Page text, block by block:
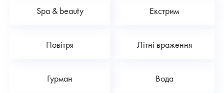
Spa & beauty Екстрим
Повітря Літні враження
Гурман Вода